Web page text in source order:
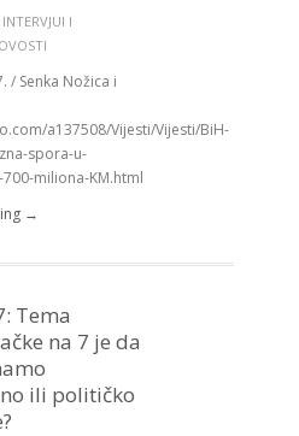
INTERVJUI I
/ Senka Nožica i
a137508/Vijesti/Vijesti/BiH-
spora-u-
miliona-KM.html
→
Tema
na 7 je da
ili političko